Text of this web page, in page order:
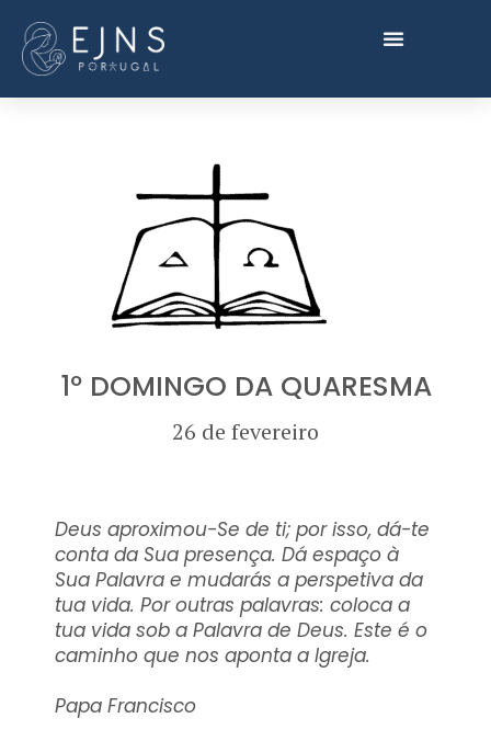
1º DOMINGO DA QUARESMA
26 de fevereiro
Deus aproximou-Se de ti; por isso, dá-te
conta da Sua presença. Dá espaço à
Sua Palavra e mudarás a perspetiva da
tua vida. Por outras palavras: coloca a
tua vida sob a Palavra de Deus. Este é o
caminho que nos aponta a Igreja.
Papa Francisco